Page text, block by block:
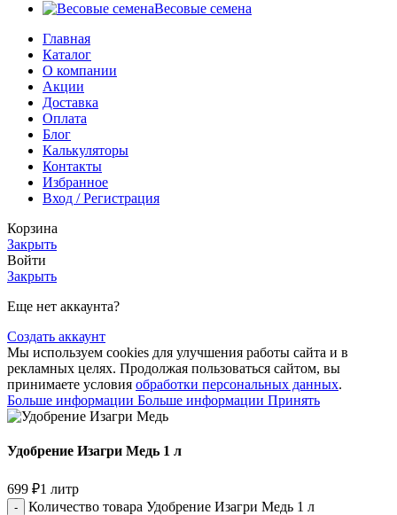
Весовые семена
Главная
Каталог
О компании
Акции
Доставка
Оплата
Блог
Калькуляторы
Контакты
Избранное
Вход / Регистрация
Корзина
Закрыть
Войти
Закрыть
Еще нет аккаунта?
Создать аккаунт
Мы используем cookies для улучшения работы сайта и в
рекламных целях. Продолжая пользоваться сайтом, вы
принимаете условия обработки персональных данных.
Больше информации Больше информации Принять
Удобрение Изагри Медь 1 л
699 ₽1 литр
Количество товара Удобрение Изагри Медь 1 л